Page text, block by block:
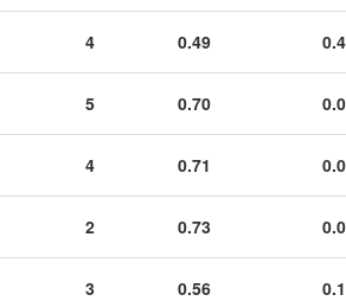
4 0.49
5 0.70
4 0.71
2 0.73
3 0.56